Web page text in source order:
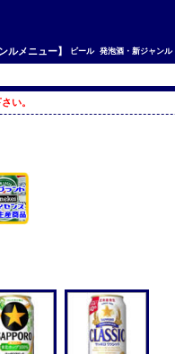
ルメニュー】 ビール 発泡酒・新ジャンル
い。